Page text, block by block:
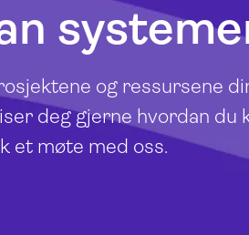
og ressursene
deg gjerne hvordan du
et møte med oss.